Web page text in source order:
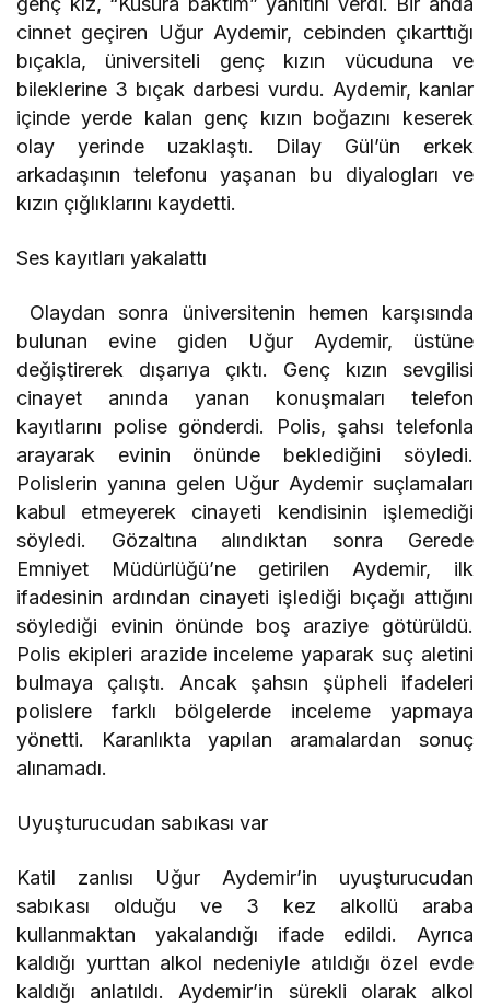
cinnet geçiren Uğur Aydemir, cebinden çıkarttığı
bıçakla, üniversiteli genç kızın vücuduna ve
bileklerine 3 bıçak darbesi vurdu. Aydemir, kanlar
içinde yerde kalan genç kızın boğazını keserek
olay yerinde uzaklaştı. Dilay Gül’ün erkek
arkadaşının telefonu yaşanan bu diyalogları ve
kızın çığlıklarını kaydetti.
Ses kayıtları yakalattı
Olaydan sonra üniversitenin hemen karşısında
bulunan evine giden Uğur Aydemir, üstüne
değiştirerek dışarıya çıktı. Genç kızın sevgilisi
cinayet anında yanan konuşmaları telefon
kayıtlarını polise gönderdi. Polis, şahsı telefonla
arayarak evinin önünde beklediğini söyledi.
Polislerin yanına gelen Uğur Aydemir suçlamaları
kabul etmeyerek cinayeti kendisinin işlemediği
söyledi. Gözaltına alındıktan sonra Gerede
Emniyet Müdürlüğü’ne getirilen Aydemir, ilk
ifadesinin ardından cinayeti işlediği bıçağı attığını
söylediği evinin önünde boş araziye götürüldü.
Polis ekipleri arazide inceleme yaparak suç aletini
bulmaya çalıştı. Ancak şahsın şüpheli ifadeleri
polislere farklı bölgelerde inceleme yapmaya
yönetti. Karanlıkta yapılan aramalardan sonuç
alınamadı.
Uyuşturucudan sabıkası var
Katil zanlısı Uğur Aydemir’in uyuşturucudan
sabıkası olduğu ve 3 kez alkollü araba
kullanmaktan yakalandığı ifade edildi. Ayrıca
kaldığı yurttan alkol nedeniyle atıldığı özel evde
kaldığı anlatıldı. Aydemir’in sürekli olarak alkol